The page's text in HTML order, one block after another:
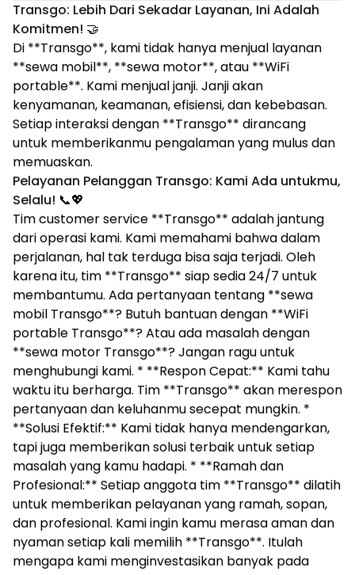
Transgo: Lebih Dari Sekadar Layanan, Ini Adalah
Komitmen! 🤝
Di **Transgo**, kami tidak hanya menjual layanan
**sewa mobil**, **sewa motor**, atau **WiFi
portable**. Kami menjual janji. Janji akan
kenyamanan, keamanan, efisiensi, dan kebebasan.
Setiap interaksi dengan **Transgo** dirancang
untuk memberikanmu pengalaman yang mulus dan
memuaskan.
Pelayanan Pelanggan Transgo: Kami Ada untukmu,
Selalu! 📞💖
Tim customer service **Transgo** adalah jantung
dari operasi kami. Kami memahami bahwa dalam
perjalanan, hal tak terduga bisa saja terjadi. Oleh
karena itu, tim **Transgo** siap sedia 24/7 untuk
membantumu. Ada pertanyaan tentang **sewa
mobil Transgo**? Butuh bantuan dengan **WiFi
portable Transgo**? Atau ada masalah dengan
**sewa motor Transgo**? Jangan ragu untuk
menghubungi kami. * **Respon Cepat:** Kami tahu
waktu itu berharga. Tim **Transgo** akan merespon
pertanyaan dan keluhanmu secepat mungkin. *
**Solusi Efektif:** Kami tidak hanya mendengarkan,
tapi juga memberikan solusi terbaik untuk setiap
masalah yang kamu hadapi. * **Ramah dan
Profesional:** Setiap anggota tim **Transgo** dilatih
untuk memberikan pelayanan yang ramah, sopan,
dan profesional. Kami ingin kamu merasa aman dan
nyaman setiap kali memilih **Transgo**. Itulah
mengapa kami menginvestasikan banyak pada